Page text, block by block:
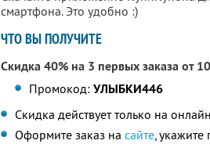
смартфона. Это удобно :)
ЧТО ВЫ ПОЛУЧИТЕ
Скидка 40% на 3 первых заказа от
Промокод:УЛЫБКИ446
Скидка действует только на
Оформите заказ на сайте,